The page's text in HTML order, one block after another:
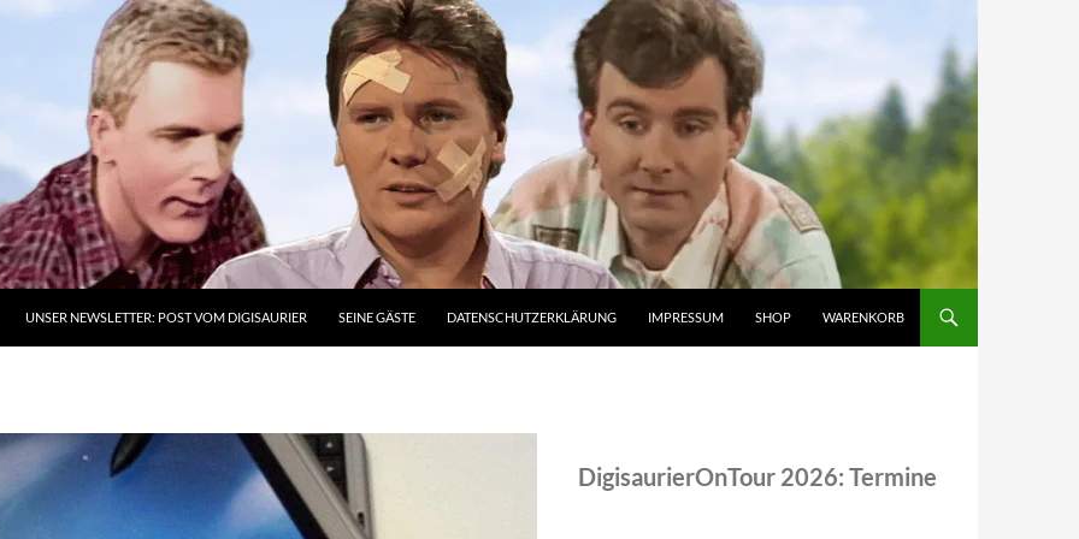
UNSER NEWSLETTER: POST VOM DIGISAURIER SEINE GÄSTE DATENSCHUTZERKLÄRUNG IMPRESSUM SHOP WARENKORB
DigisaurierOnTour 2026: Termine